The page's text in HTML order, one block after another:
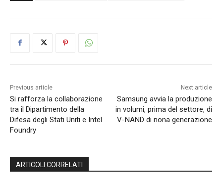
Previous article
Si rafforza la collaborazione
tra il Dipartimento della
Difesa degli Stati Uniti e Intel
Foundry
Next article
Samsung avvia la produzione
in volumi, prima del settore, di
V-NAND di nona generazione
ARTICOLI CORRELATI